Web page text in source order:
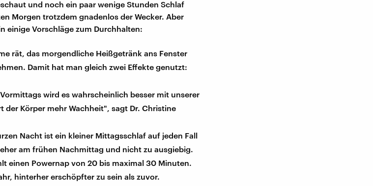
und noch ein paar wenige Stunden Schlaf
Morgen trotzdem gnadenlos der Wecker. Aber
einige Vorschläge zum Durchhalten:
rät, das morgendliche Heißgetränk ans Fenster
Damit hat man gleich zwei Effekte genutzt:
wird es wahrscheinlich besser mit unserer
Körper mehr Wachheit", sagt Dr. Christine
Nacht ist ein kleiner Mittagsschlaf auf jeden Fall
am frühen Nachmittag und nicht zu ausgiebig.
einen Powernap von 20 bis maximal 30 Minuten.
hinterher erschöpfter zu sein als zuvor.